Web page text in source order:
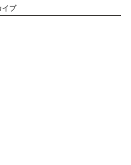
イブ